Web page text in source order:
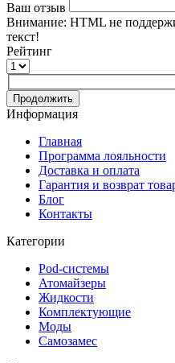
Ваш отзыв
Внимание: HTML не
текст!
Рейтинг
Продолжить
Информация
Главная
Программа лояльности
Доставка и оплата
Гарантия и возврат
Блог
Контакты
Категории
Pod-системы
Атомайзеры
Жидкости
Комплектующие
Моды
Самозамес